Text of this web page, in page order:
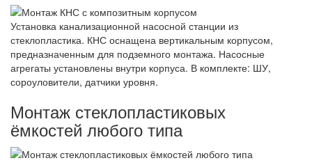
Установка канализационной насосной станции из
стеклопластика. КНС оснащена вертикальным корпусом,
предназначенным для подземного монтажа. Насосные
агрегаты установлены внутри корпуса. В комплекте: ШУ,
сороуловители, датчики уровня.
Монтаж стеклопластиковых
ёмкостей любого типа